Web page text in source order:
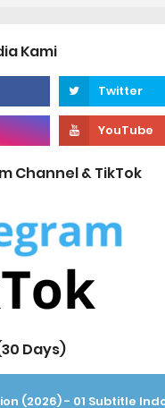
Kami
Channel & TikTok
Days)
(2026) - 01 Subtitle